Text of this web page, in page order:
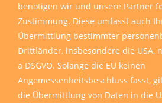
benötigen wir und unsere Partner
Zustimmung. Diese umfasst auch
Übermittlung bestimmter
Drittländer, insbesondere die USA,
a DSGVO. Solange die EU keinen
Angemessenheitsbeschluss fasst,
die Übermittlung von Daten in die